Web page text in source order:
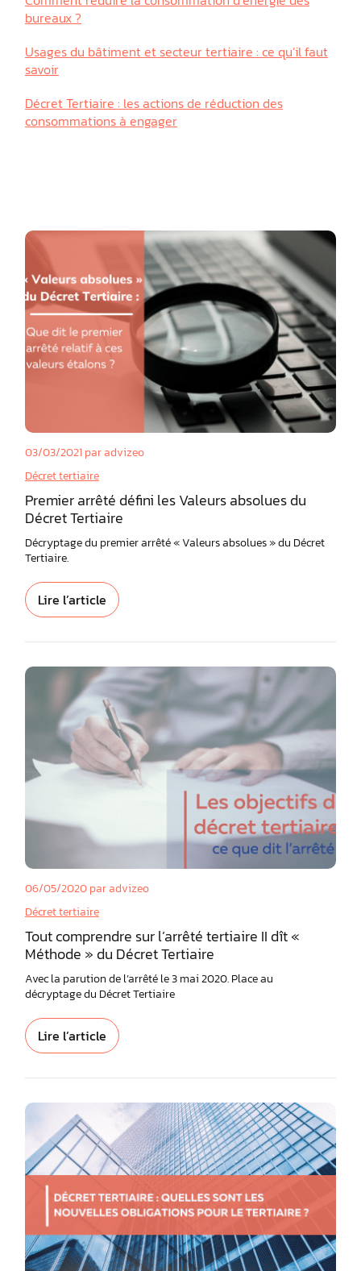
bureaux ?
Usages du bâtiment et secteur tertiaire : ce qu’il faut
savoir
Décret Tertiaire : les actions de réduction des
consommations à engager
03/03/2021par advizeo
Décret tertiaire
Premier arrêté défini les Valeurs absolues du
Décret Tertiaire
Décryptage du premier arrêté « Valeurs absolues » du Décret
Tertiaire.
Lire l’article
06/05/2020par advizeo
Décret tertiaire
Tout comprendre sur l’arrêté tertiaire II dît «
Méthode » du Décret Tertiaire
Avec la parution de l’arrêté le 3 mai 2020. Place au
décryptage du Décret Tertiaire
Lire l’article